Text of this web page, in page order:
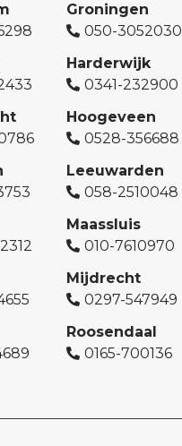
Groningen
050-3052030
Harderwijk
0341-232900
Hoogeveen
0528-356688
Leeuwarden
058-2510048
Maassluis
010-7610970
Mijdrecht
0297-547949
Roosendaal
0165-700136